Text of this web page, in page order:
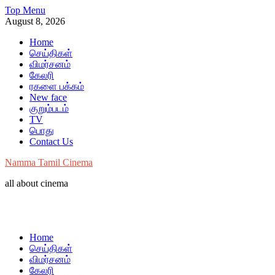
Skip
to
Top Menu
August 8, 2026
Home
செய்திகள்
விமர்சனம்
கேலரி
ரகளை பக்கம்
New face
குறும்படம்
TV
பொது
Contact Us
Namma Tamil Cinema
all about cinema
Home
செய்திகள்
விமர்சனம்
கேலரி